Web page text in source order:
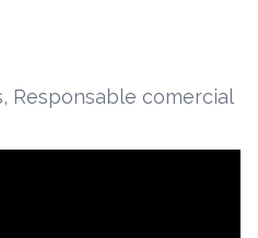
Responsable comercial